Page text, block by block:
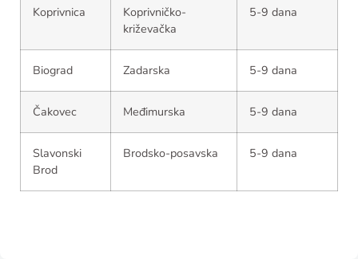
Koprivnica
Koprivničko-
križevačka
5-9 dana
Biograd Zadarska 5-9 dana
Čakovec Međimurska 5-9 dana
Slavonski
Brod
Brodsko-posavska 5-9 dana